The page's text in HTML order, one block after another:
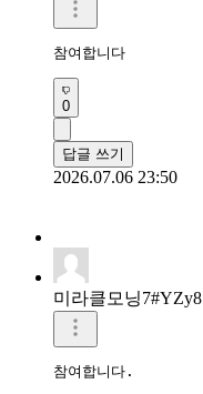
참여합니다
0
답글 쓰기
2026.07.06 23:50
미라클모닝7#YZy8
참여합니다.